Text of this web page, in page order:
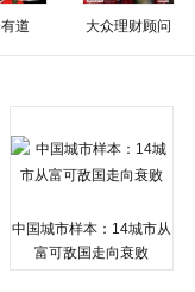
道 大众理财顾问
中国城市样本：14城市从
富可敌国走向衰败